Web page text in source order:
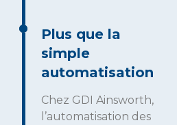
Plus que la
simple
automatisation
Chez GDI Ainsworth,
l’automatisation des